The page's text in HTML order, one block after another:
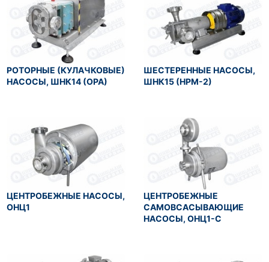
РОТОРНЫЕ (КУЛАЧКОВЫЕ)
НАСОСЫ, ШНК14 (ОРА)
ШЕСТЕРЕННЫЕ НАСОСЫ,
ШНК15 (НРМ-2)
ЦЕНТРОБЕЖНЫЕ НАСОСЫ,
ОНЦ1
ЦЕНТРОБЕЖНЫЕ
САМОВСАСЫВАЮЩИЕ
НАСОСЫ, ОНЦ1-С